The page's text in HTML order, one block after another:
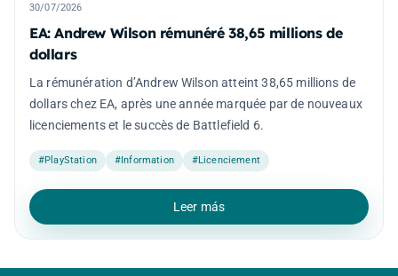
30/07/2026
EA: Andrew Wilson rémunéré 38,65 millions de
dollars
La rémunération d’Andrew Wilson atteint 38,65 millions de
dollars chez EA, après une année marquée par de nouveaux
licenciements et le succès de Battlefield 6.
#PlayStation #Information #Licenciement
Leer más